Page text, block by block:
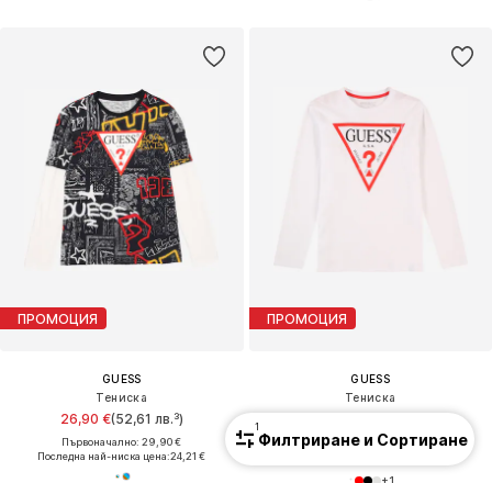
ПРОМОЦИЯ
GUESS
Тениска
26,90 €(52,61 лв.³)
Първоначално: 29,90 €
Последна най-ниска цена:24,21 €
ПРОМОЦИЯ
GUESS
Тениска
Първоначално: 19,90 €
1
Филтриране и Сортиране